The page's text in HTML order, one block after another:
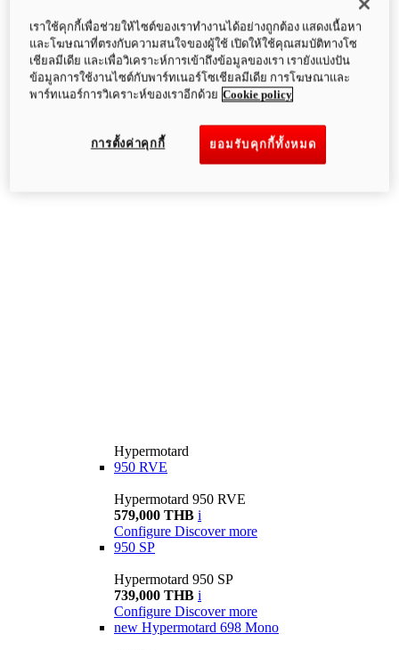
Hypermotard
950 RVE
Hypermotard 950 RVE
579,000 THB i
Configure Discover more
950 SP
Hypermotard 950 SP
739,000 THB i
Configure Discover more
new Hypermotard 698 Mono
เราใช้คุกกี้เพื่อช่วยให้ไซต์ของเราทำงานได้อย่างถูกต้อง แสดงเนื้อหา
และโฆษณาที่ตรงกับความสนใจของผู้ใช้ เปิดให้ใช้คุณสมบัติทางโซ
เชียลมีเดีย และเพื่อวิเคราะห์การเข้าถึงข้อมูลของเรา เรายังแบ่งปัน
ข้อมูลการใช้งานไซต์กับพาร์ทเนอร์โซเชียลมีเดีย การโฆษณาและ
พาร์ทเนอร์การวิเคราะห์ของเราอีกด้วย Cookie policy
ยอมรับคุกกี้ทั้งหมด
การตั้งค่าคุกกี้